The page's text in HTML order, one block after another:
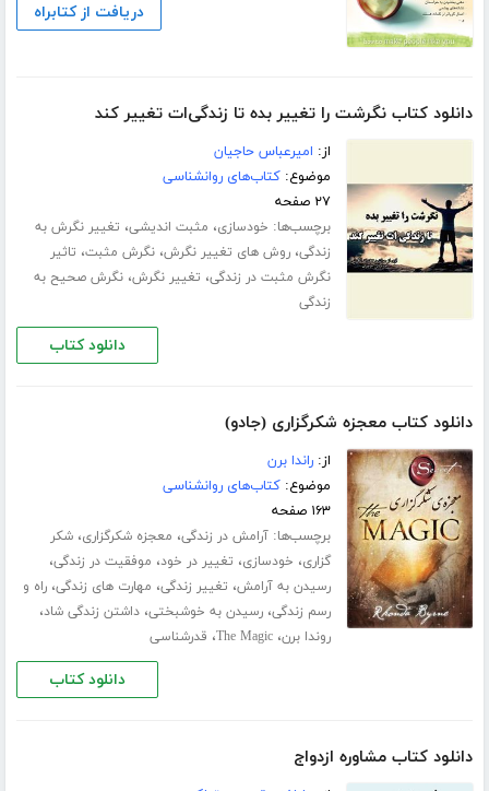
دریافت از کتابراه
دانلود کتاب نگرشت را تغییر بده تا زندگی‌ات تغییر کند
از: امیرعباس حاجیان
موضوع:کتاب‌های روانشناسی
۲۷ صفحه
برچسب‌ها: خودسازی، مثبت اندیشی، تغییر نگرش به
زندگی،روش های تغییر نگرش،نگرش مثبت، تاثیر
نگرش مثبت در زندگی، تغییر نگرش،نگرش صحیح به
زندگی
دانلود کتاب
دانلود کتاب معجزه شکرگزاری (جادو)
از:راندا برن
موضوع:کتاب‌های روانشناسی
۱۶۳ صفحه
برچسب‌ها:آرامش در زندگی، معجزه شکرگزاری،شکر
گزاری، خودسازی، تغییر در خود، موفقیت در زندگی،
رسیدن به آرامش، تغییر زندگی، مهارت های زندگی،راه و
رسم زندگی،رسیدن به خوشبختی،داشتن زندگی شاد،
روندا برن،The Magic، قدرشناسی
دانلود کتاب
دانلود کتاب مشاوره ازدواج